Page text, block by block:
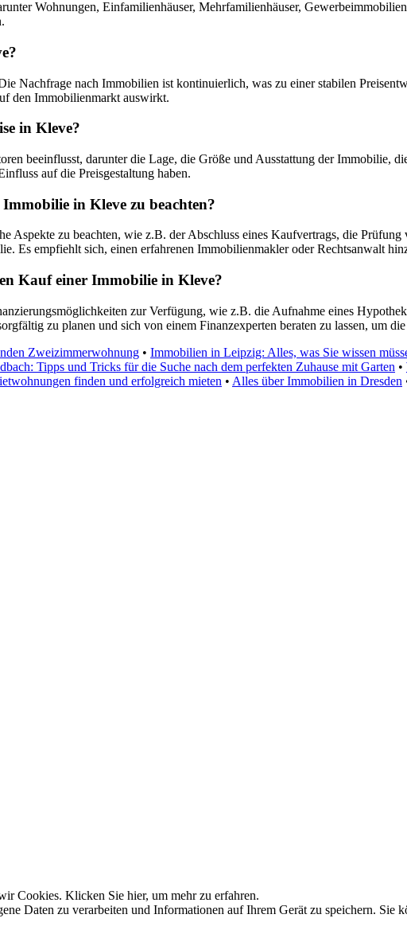
Wohnungen, Einfamilienhäuser, Mehrfamilienhäuser,
Nachfrage nach Immobilien ist kontinuierlich, was zu einer stabilen
den Immobilienmarkt auswirkt.
in Kleve?
beeinflusst, darunter die Lage, die Größe und Ausstattung der Immobilie,
auf die Preisgestaltung haben.
in Kleve zu beachten?
Aspekte zu beachten, wie z.B. der Abschluss eines Kaufvertrags, die
Es empfiehlt sich, einen erfahrenen Immobilienmakler oder Rechtsanwalt
Kauf einer Immobilie in Kleve?
zur Verfügung, wie z.B. die Aufnahme eines
zu planen und sich von einem Finanzexperten beraten zu lassen, um
Zweizimmerwohnung • Immobilien in Leipzig: Alles, was Sie wissen
Tipps und Tricks für die Suche nach dem perfekten Zuhause mit Garten •
finden und erfolgreich mieten • Alles über Immobilien in Dresden
Cookies. Klicken Sie hier, um mehr zu erfahren.
Daten zu verarbeiten und Informationen auf Ihrem Gerät zu speichern. Sie